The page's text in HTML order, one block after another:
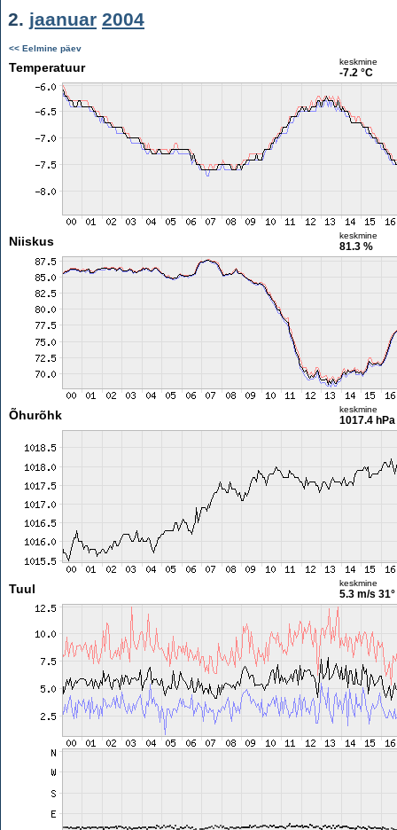
2. jaanuar 2004
<< Eelmine päev
Temperatuur keskmine
-7.2 °C
Niiskus keskmine
81.3 %
Õhurõhk keskmine
1017.4 hPa
Tuul keskmine
5.3 m/s 31°